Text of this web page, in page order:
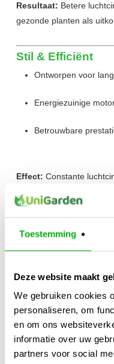
Toestemming
Deze website maakt
We gebruiken cookies
personaliseren, om
en om ons
informatie over uw
partners voor social
Resultaat: Betere
gezonde planten als
Stil & Efficiënt
Ontworpen voor
Energiezuinige
Betrouwbare
Effect: Constante
Compact ontwerp
Meerdere
Duurzaam en
Perfect voor